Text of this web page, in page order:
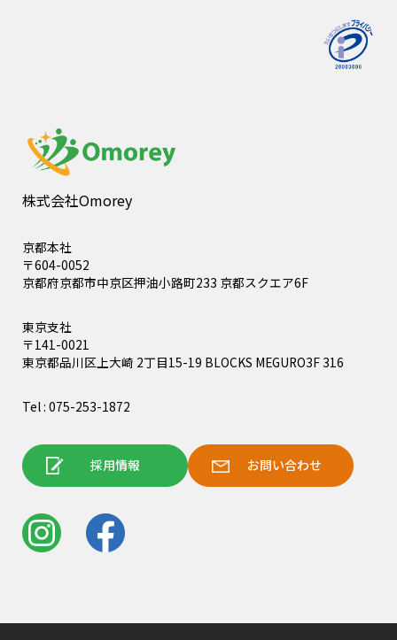
株式会社Omorey
京都本社
〒604-0052
京都府京都市中京区押油小路町233 京都スクエア6F
東京支社
〒141-0021
東京都品川区上大崎 2丁目15-19 BLOCKS MEGURO3F 316
Tel : 075-253-1872
採用情報 お問い合わせ